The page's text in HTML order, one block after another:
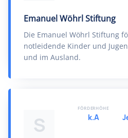
Emanuel Wöhrl Stiftung
Die Emanuel Wöhrl Stiftung
notleidende Kinder und
und im Ausland.
S
FÖRDERHÖHE
k.A